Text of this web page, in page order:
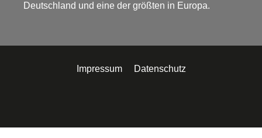
Deutschland und eine der größten in Europa.
Impressum Datenschutz